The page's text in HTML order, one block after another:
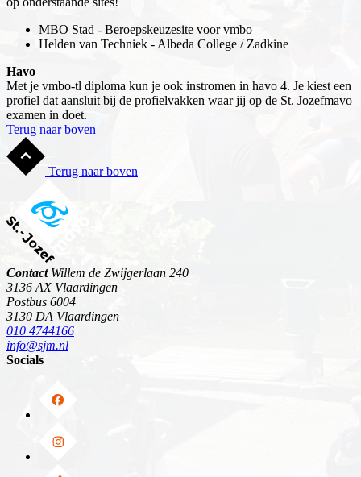
MBO Stad - Beroepskeuzesite voor vmbo
Helden van Techniek - Albeda College / Zadkine
Havo
Met je vmbo-tl diploma kun je ook instromen in havo 4. Je kiest een
profiel dat aansluit bij de profielvakken waar jij op de St. Jozefmavo
examen in doet.
Terug naar boven
Terug naar boven
ContactWillem de Zwijgerlaan 240
3136 AX Vlaardingen
Postbus 6004
3130 DA Vlaardingen
010 4744166
info@sjm.nl
Socials